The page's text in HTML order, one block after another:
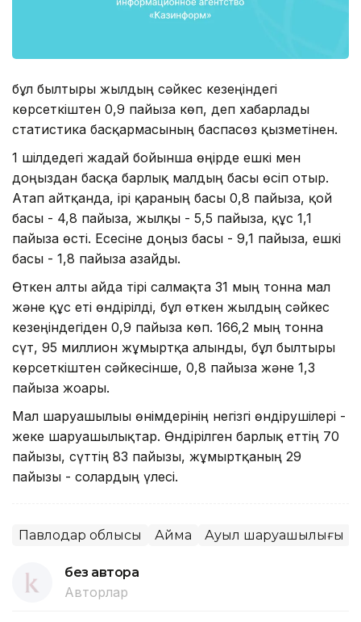
бұл былтырғы жылдың сәйкес кезеңіндегі
көрсеткіштен 0,9 пайызға көп, деп хабарлады
статистика басқармасының баспасөз қызметінен.
1 шілдедегі жағдай бойынша өңірде ешкі мен
доңыздан басқа барлық малдың басы өсіп отыр.
Атап айтқанда, ірі қараның басы 0,8 пайызға, қой
басы - 4,8 пайызға, жылқы - 5,5 пайызға, құс 1,1
пайызға өсті. Есесіне доңыз басы - 9,1 пайызға, ешкі
басы - 1,8 пайызға азайды.
Өткен алты айда тірі салмақта 31 мың тонна мал
және құс еті өндірілді, бұл өткен жылдың сәйкес
кезеңіндегіден 0,9 пайызға көп. 166,2 мың тонна
сүт, 95 миллион жұмыртқа алынды, бұл былтырғы
көрсеткіштен сәйкесінше, 0,8 пайызға және 1,3
пайызға жоғары.
Мал шаруашылығы өнімдерінің негізгі өндірушілері -
жеке шаруашылықтар. Өндірілген барлық еттің 70
пайызы, сүттің 83 пайызы, жұмыртқаның 29
пайызы - солардың үлесі.
Павлодар облысы Аймақ Ауыл шаруашылығы
без автора
Авторлар